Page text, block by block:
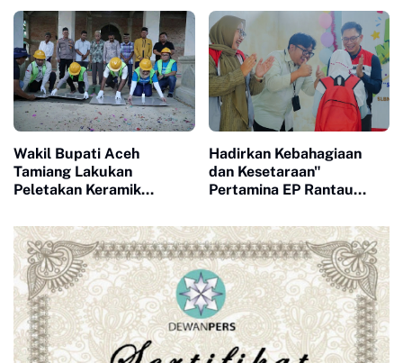
ARSA Foundation
Pascabencana
Wakil Bupati Aceh
Tamiang Lakukan
Peletakan Keramik
Taqwa
Hadirkan Kebahagiaan
dan Kesetaraan"
Pertamina EP Rantau
Bersama 120 Anak
Berkebutuhan Khusus